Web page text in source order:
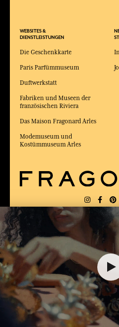
WEBSITES &
DIENSTLEISTUNGEN
Die Geschenkkarte
Paris Parfümmuseum
Duftwerkstatt
Fabriken und Museen der
französischen Riviera
Das Maison Fragonard Arles
Modemuseum und
Kostümmuseum Arles
LIEFERUNG: FR
ZUM BESTEN ONLINE-
2025 vom Magazin